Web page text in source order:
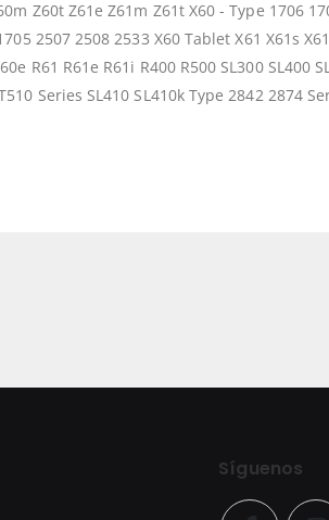
Z60t Z61e Z61m Z61t X60 - Type 1706
2507 2508 2533 X60 Tablet X61 X61s
R61 R61e R61i R400 R500 SL300 SL400
Series SL410 SL410k Type 2842 2874
Síguenos